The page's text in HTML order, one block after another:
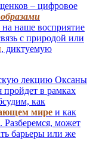
– цифровое
на наше восприятие
с природой или
, диктуемую
лекцию Оксаны
пройдет в рамках
как
мире и как
Разберемся, может
барьеры или же